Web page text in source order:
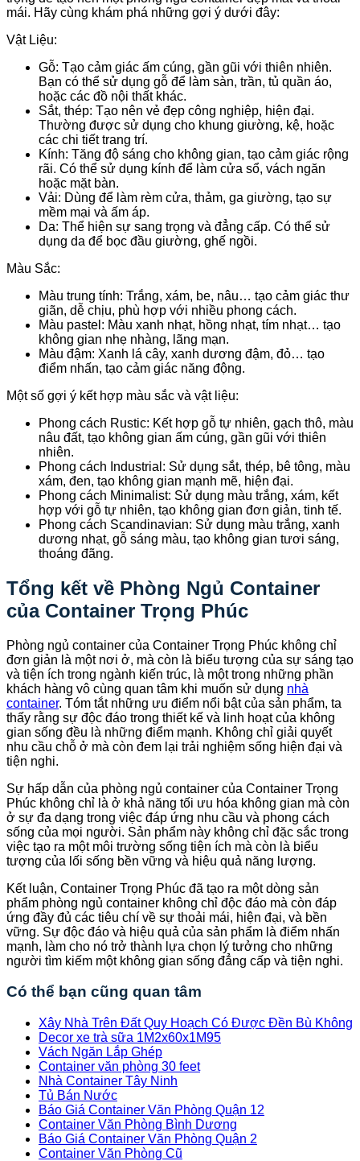
mái. Hãy cùng khám phá những gợi ý dưới đây:
Vật Liệu:
Gỗ: Tạo cảm giác ấm cúng, gần gũi với thiên nhiên.
Bạn có thể sử dụng gỗ để làm sàn, trần, tủ quần áo,
hoặc các đồ nội thất khác.
Sắt, thép: Tạo nên vẻ đẹp công nghiệp, hiện đại.
Thường được sử dụng cho khung giường, kệ, hoặc
các chi tiết trang trí.
Kính: Tăng độ sáng cho không gian, tạo cảm giác rộng
rãi. Có thể sử dụng kính để làm cửa sổ, vách ngăn
hoặc mặt bàn.
Vải: Dùng để làm rèm cửa, thảm, ga giường, tạo sự
mềm mại và ấm áp.
Da: Thể hiện sự sang trọng và đẳng cấp. Có thể sử
dụng da để bọc đầu giường, ghế ngồi.
Màu Sắc:
Màu trung tính: Trắng, xám, be, nâu… tạo cảm giác thư
giãn, dễ chịu, phù hợp với nhiều phong cách.
Màu pastel: Màu xanh nhạt, hồng nhạt, tím nhạt… tạo
không gian nhẹ nhàng, lãng mạn.
Màu đậm: Xanh lá cây, xanh dương đậm, đỏ… tạo
điểm nhấn, tạo cảm giác năng động.
Một số gợi ý kết hợp màu sắc và vật liệu:
Phong cách Rustic: Kết hợp gỗ tự nhiên, gạch thô, màu
nâu đất, tạo không gian ấm cúng, gần gũi với thiên
nhiên.
Phong cách Industrial: Sử dụng sắt, thép, bê tông, màu
xám, đen, tạo không gian mạnh mẽ, hiện đại.
Phong cách Minimalist: Sử dụng màu trắng, xám, kết
hợp với gỗ tự nhiên, tạo không gian đơn giản, tinh tế.
Phong cách Scandinavian: Sử dụng màu trắng, xanh
dương nhạt, gỗ sáng màu, tạo không gian tươi sáng,
thoáng đãng.
Tổng kết về Phòng Ngủ Container
của Container Trọng Phúc
Phòng ngủ container của Container Trọng Phúc không chỉ
đơn giản là một nơi ở, mà còn là biểu tượng của sự sáng tạo
và tiện ích trong ngành kiến trúc, là một trong những phần
khách hàng vô cùng quan tâm khi muốn sử dụng nhà
container. Tóm tắt những ưu điểm nổi bật của sản phẩm, ta
thấy rằng sự độc đáo trong thiết kế và linh hoạt của không
gian sống đều là những điểm mạnh. Không chỉ giải quyết
nhu cầu chỗ ở mà còn đem lại trải nghiệm sống hiện đại và
tiện nghi.
Sự hấp dẫn của phòng ngủ container của Container Trọng
Phúc không chỉ là ở khả năng tối ưu hóa không gian mà còn
ở sự đa dạng trong việc đáp ứng nhu cầu và phong cách
sống của mọi người. Sản phẩm này không chỉ đặc sắc trong
việc tạo ra một môi trường sống tiện ích mà còn là biểu
tượng của lối sống bền vững và hiệu quả năng lượng.
Kết luận, Container Trọng Phúc đã tạo ra một dòng sản
phẩm phòng ngủ container không chỉ độc đáo mà còn đáp
ứng đầy đủ các tiêu chí về sự thoải mái, hiện đại, và bền
vững. Sự độc đáo và hiệu quả của sản phẩm là điểm nhấn
mạnh, làm cho nó trở thành lựa chọn lý tưởng cho những
người tìm kiếm một không gian sống đẳng cấp và tiện nghi.
Có thể bạn cũng quan tâm
Xây Nhà Trên Đất Quy Hoạch Có Được Đền Bù Không
Decor xe trà sữa 1M2x60x1M95
Vách Ngăn Lắp Ghép
Container văn phòng 30 feet
Nhà Container Tây Ninh
Tủ Bán Nước
Báo Giá Container Văn Phòng Quận 12
Container Văn Phòng Bình Dương
Báo Giá Container Văn Phòng Quận 2
Container Văn Phòng Cũ